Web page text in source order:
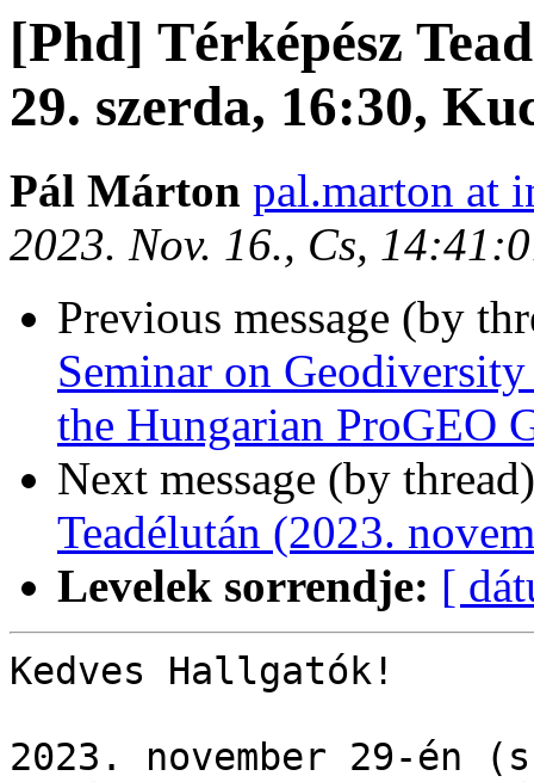
[Phd] Térképész
29. szerda, 16:30,
Pál Márton pal.marton at
2023. Nov. 16., Cs,
Previous message (by
Seminar on
the Hungarian ProGEO
Next message (by
Teadélután (2023.
Levelek sorrendje: [
Kedves Hallgatók!
2023. november 29-én